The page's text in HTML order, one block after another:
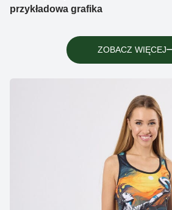
przykładowa grafika
ZOBACZ WIĘCEJ